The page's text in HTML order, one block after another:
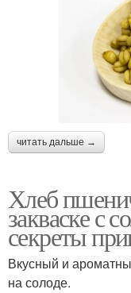
читать дальше →
Хлеб
закваске с
секреты
Вкусный и
на солоде.